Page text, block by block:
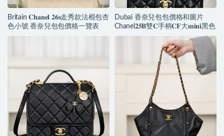
Britain 𝐂𝐡𝐚𝐧𝐞𝐥 𝟐𝟔𝐬走秀款法棍包杏
色小號 香奈兒包包價格一覽表
Dubai 香奈兒包包價格和圖片
Chanel𝟐𝟓𝐁雙𝐂手柄𝐂𝐅大𝐦𝐢𝐧𝐢黑色